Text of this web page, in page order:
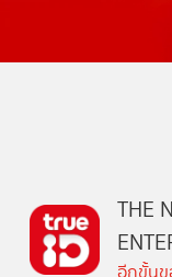
THE
อีกขั้นข